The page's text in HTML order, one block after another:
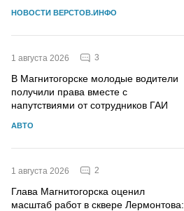
НОВОСТИ ВЕРСТОВ.ИНФО
1 августа 2026 3
В Магнитогорске молодые водители
получили права вместе с
напутствиями от сотрудников ГАИ
АВТО
1 августа 2026 2
Глава Магнитогорска оценил
масштаб работ в сквере Лермонтова: